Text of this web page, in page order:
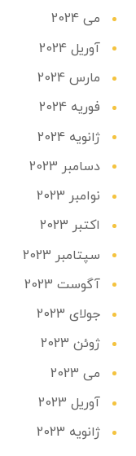
می 2024
آوریل 2024
مارس 2024
فوریه 2024
ژانویه 2024
دسامبر 2023
نوامبر 2023
اکتبر 2023
سپتامبر 2023
آگوست 2023
جولای 2023
ژوئن 2023
می 2023
آوریل 2023
ژانویه 2023